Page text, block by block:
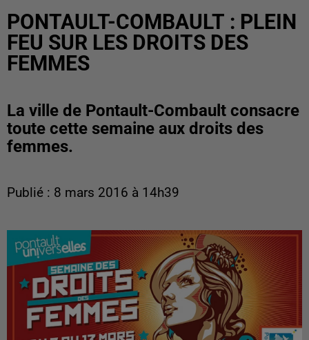
PONTAULT-COMBAULT : PLEIN
FEU SUR LES DROITS DES
FEMMES
La ville de Pontault-Combault consacre
toute cette semaine aux droits des
femmes.
Publié : 8 mars 2016 à 14h39